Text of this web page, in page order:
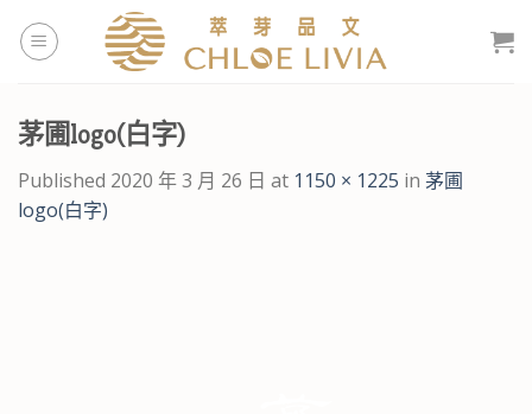
茅圃logo(白字)
Published 2020 年 3 月 26 日 at 1150 × 1225 in 茅圃
logo(白字)